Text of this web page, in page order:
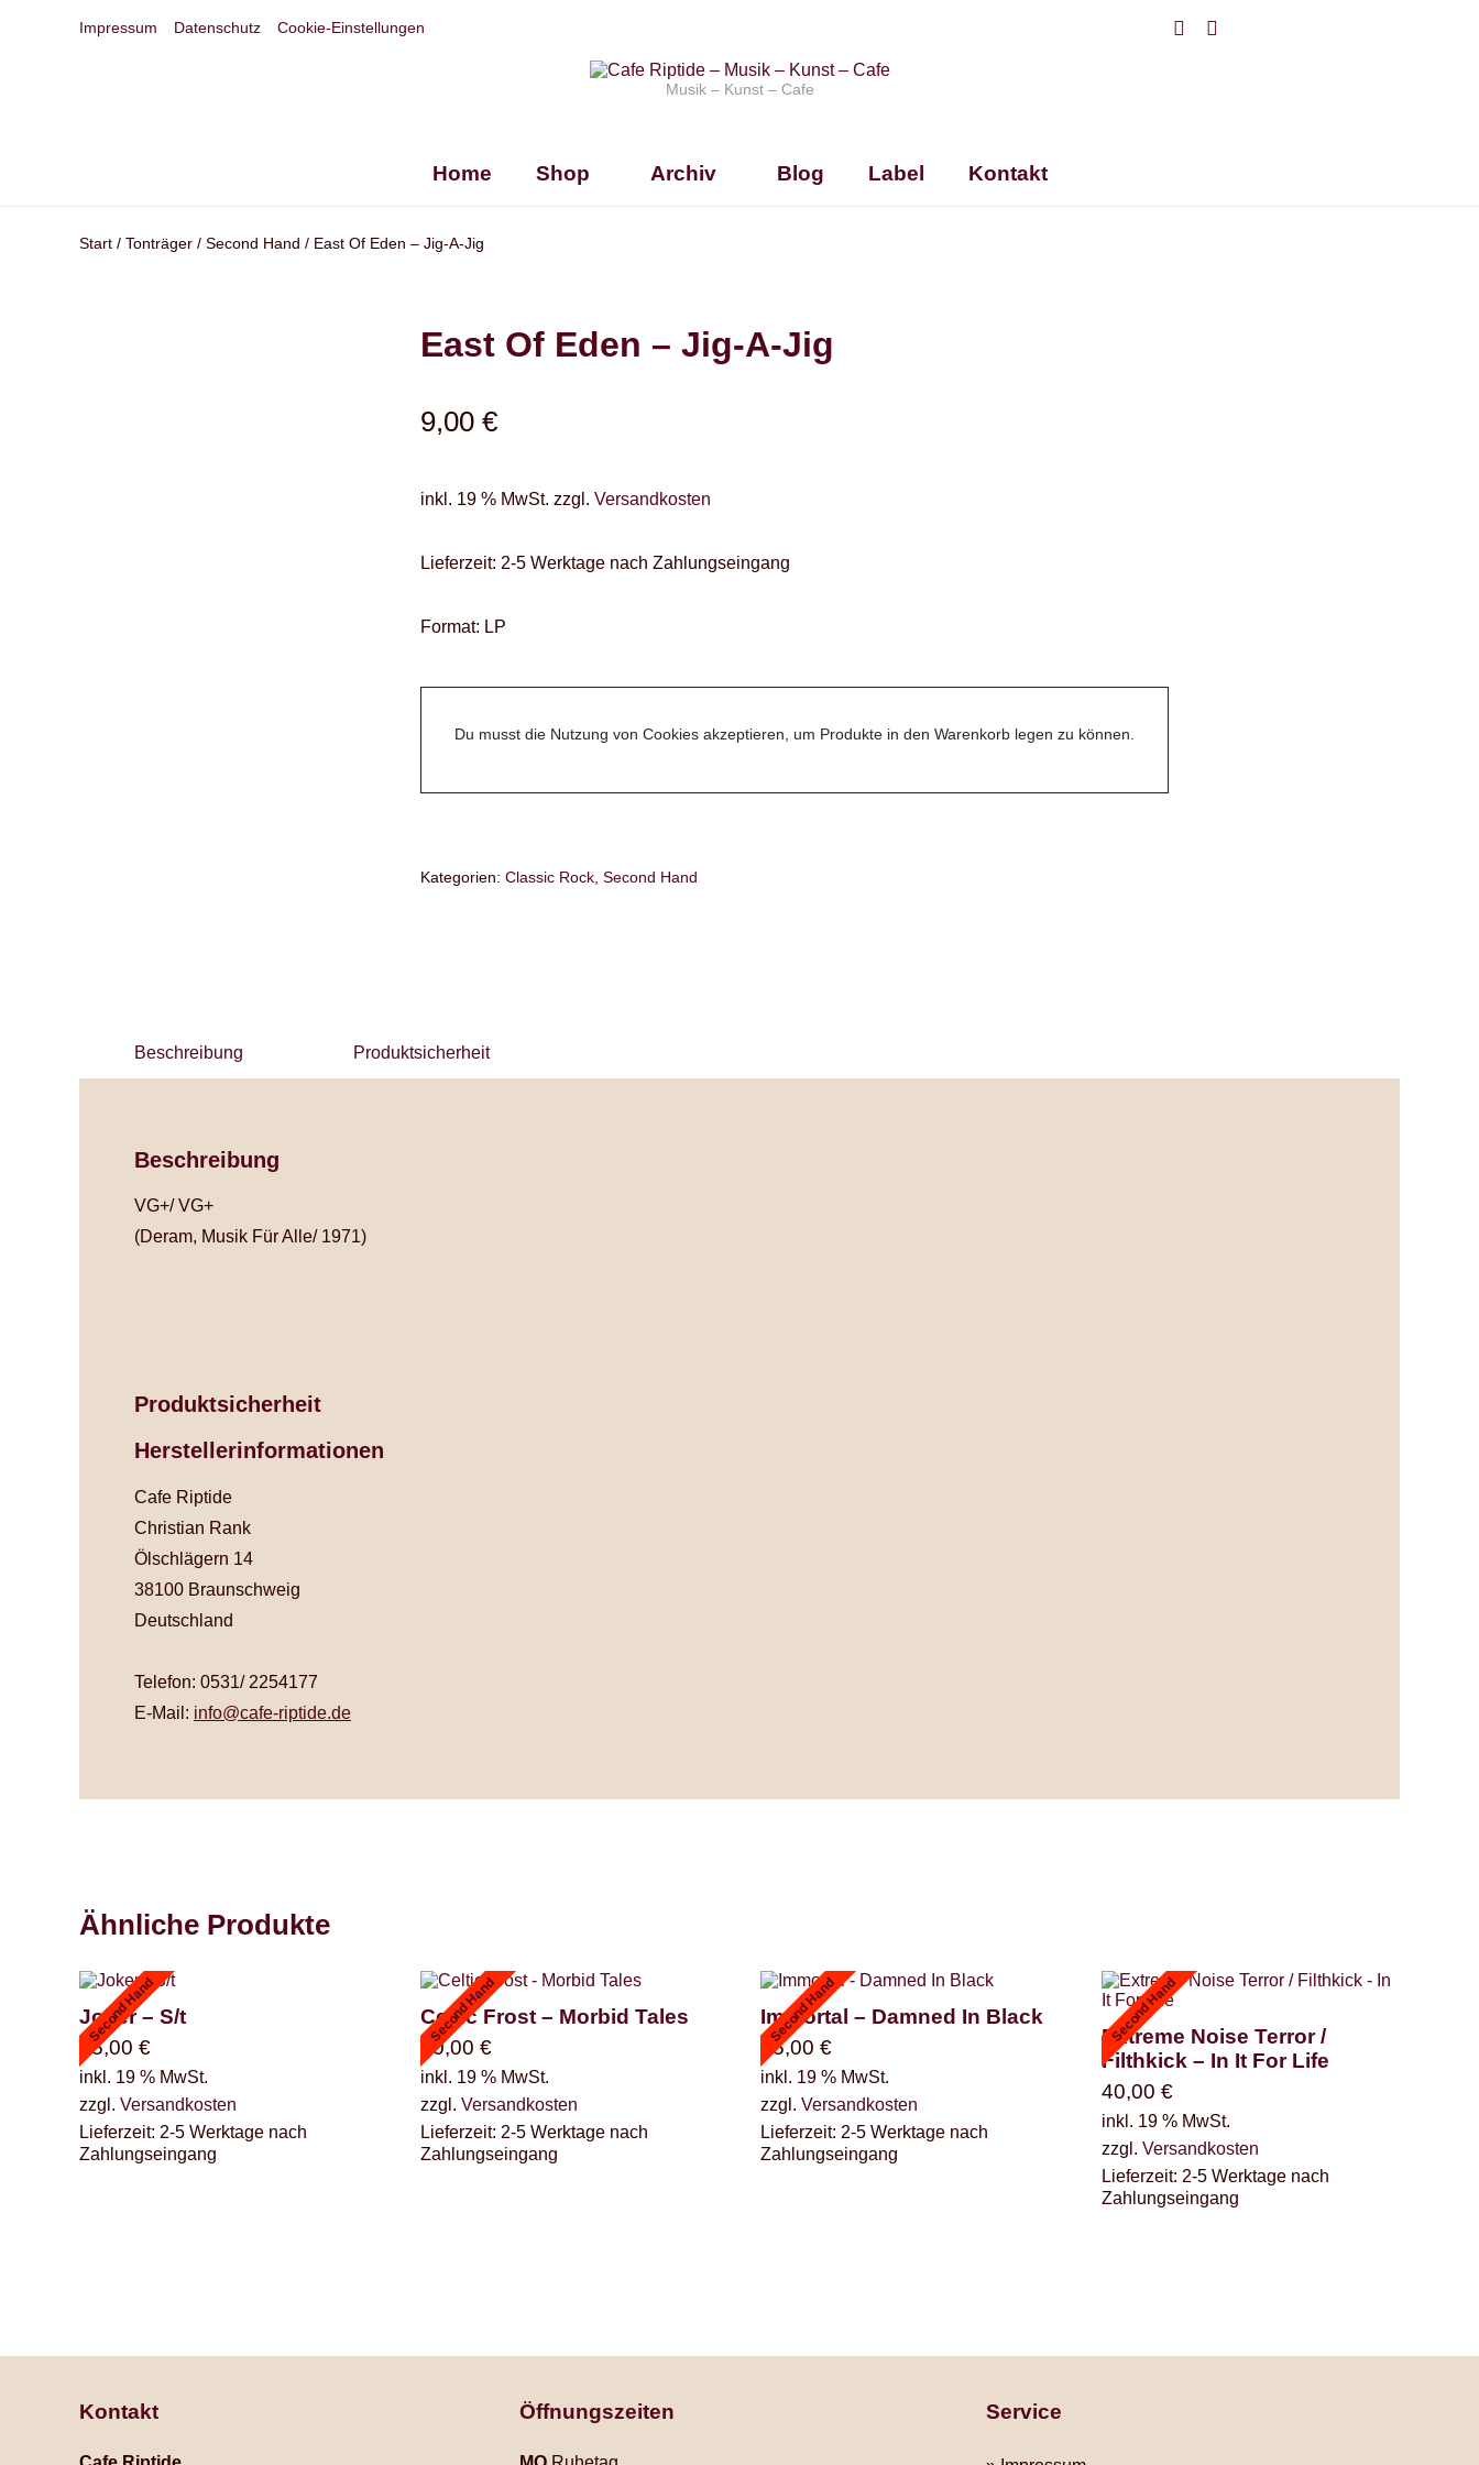
Musik – Kunst – Cafe
Home Shop Archiv Blog Label Kontakt
Impressum Datenschutz
Cookie-Einstellungen
Start / Tonträger / Second Hand / East Of Eden – Jig-A-Jig
East Of Eden – Jig-A-Jig
9,00 €
inkl. 19 % MwSt. zzgl. Versandkosten
Lieferzeit: 2-5 Werktage nach Zahlungseingang
Format: LP
Du musst die Nutzung von Cookies akzeptieren, um Produkte in den Warenkorb legen zu können.
Kategorien: Classic Rock, Second Hand
Beschreibung Produktsicherheit
Beschreibung
VG+/ VG+
(Deram, Musik Für Alle/ 1971)
Produktsicherheit
Herstellerinformationen
Cafe Riptide
Christian Rank
Ölschlägern 14
38100 Braunschweig
Deutschland
Telefon: 0531/ 2254177
E-Mail: info@cafe-riptide.de
Ähnliche Produkte
Second Hand
Joker – S/t
25,00 €
inkl. 19 % MwSt.
zzgl. Versandkosten
Lieferzeit: 2-5 Werktage nach
Zahlungseingang
Second Hand
Celtic Frost – Morbid Tales
90,00 €
inkl. 19 % MwSt.
zzgl. Versandkosten
Lieferzeit: 2-5 Werktage nach
Zahlungseingang
Second Hand
Immortal – Damned In Black
45,00€
inkl. 19 % MwSt.
zzgl.Versandkosten
Lieferzeit: 2-5 Werktage nach
Zahlungseingang
Second Hand
Extreme Noise Terror /
Filthkick – In It For Life
40,00 €
inkl. 19 % MwSt.
zzgl. Versandkosten
Lieferzeit: 2-5 Werktage nach
Zahlungseingang
Kontakt Öffnungszeiten Service